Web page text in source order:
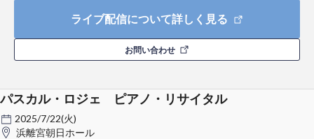
ライブ配信について詳しく見る
お問い合わせ
パスカル・ロジェ ピアノ・リサイタル
2025/7/22(火)
浜離宮朝日ホール